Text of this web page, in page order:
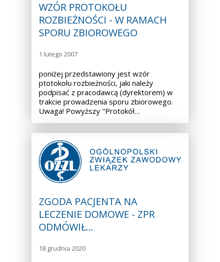
WZÓR PROTOKOŁU
ROZBIEŻNOŚCI - W RAMACH
SPORU ZBIOROWEGO
1 lutego 2007
poniżej przedstawiony jest wzór
ptotokołu rozbieżności, jaki należy
podpisać z pracodawcą (dyrektorem) w
trakcie prowadzenia sporu zbiorowego.
Uwaga! Powyższy "Protokół…
ZGODA PACJENTA NA
LECZENIE DOMOWE - ZPR
ODMÓWIŁ…
18 grudnia 2020